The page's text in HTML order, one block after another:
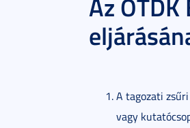
A tagozati
vagy